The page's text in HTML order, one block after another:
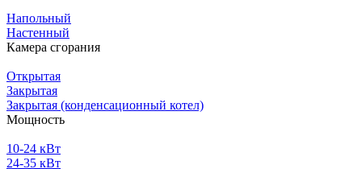
Напольный
Настенный
Камера сгорания
Открытая
Закрытая
Закрытая (конденсационный котел)
Мощность
10-24 кВт
24-35 кВт